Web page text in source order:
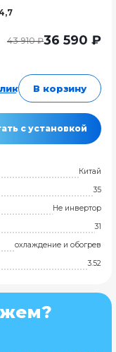
43 910 ₽36 590 ₽
В корзину
с установкой
Китай
35
Не инвертор
31
охлаждение и обогрев
3.52